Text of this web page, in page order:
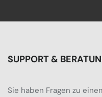
SUPPORT &
Sie haben Fragen zu